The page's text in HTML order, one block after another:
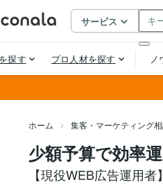
ホーム 集客・マーケティング
少額予算で効率
【現役WEB広告運用